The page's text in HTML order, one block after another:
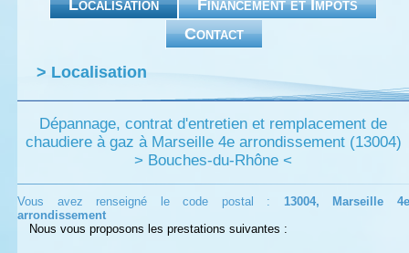
Localisation
Financement et Impots
Contact
> Localisation
Dépannage, contrat d'entretien et remplacement de
chaudiere à gaz à Marseille 4e arrondissement (13004)
> Bouches-du-Rhône <
Vous avez renseigné le code postal : 13004, Marseille 4e
arrondissement
Nous vous proposons les prestations suivantes :